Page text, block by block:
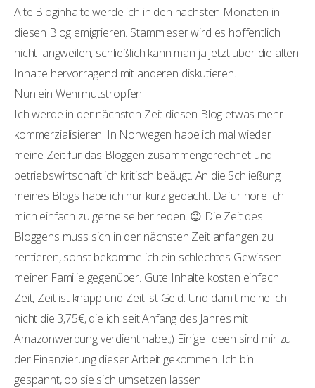
Alte Bloginhalte werde ich in den nächsten Monaten in
diesen Blog emigrieren. Stammleser wird es hoffentlich
nicht langweilen, schließlich kann man ja jetzt über die alten
Inhalte hervorragend mit anderen diskutieren.
Nun ein Wehrmutstropfen:
Ich werde in der nächsten Zeit diesen Blog etwas mehr
kommerzialisieren. In Norwegen habe ich mal wieder
meine Zeit für das Bloggen zusammengerechnet und
betriebswirtschaftlich kritisch beäugt. An die Schließung
meines Blogs habe ich nur kurz gedacht. Dafür höre ich
mich einfach zu gerne selber reden. 😉 Die Zeit des
Bloggens muss sich in der nächsten Zeit anfangen zu
rentieren, sonst bekomme ich ein schlechtes Gewissen
meiner Familie gegenüber. Gute Inhalte kosten einfach
Zeit, Zeit ist knapp und Zeit ist Geld. Und damit meine ich
nicht die 3,75€, die ich seit Anfang des Jahres mit
Amazonwerbung verdient habe.;) Einige Ideen sind mir zu
der Finanzierung dieser Arbeit gekommen. Ich bin
gespannt, ob sie sich umsetzen lassen.